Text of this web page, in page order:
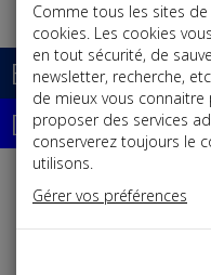
Base documentaire
Dépêches
Liste des dernières
Comme tous les sites
cookies. Les cookies
en tout sécurité, de
newsletter, recherche,
de mieux vous connaitre
proposer des services
conserverez toujours le
utilisons.
Gérer vos préférences